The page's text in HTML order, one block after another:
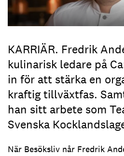
KARRIÄR. Fredrik
kulinarisk ledare på
in för att stärka en
kraftig tillväxtfas.
han sitt arbete som
Svenska
När Besöksliv når Fredrik